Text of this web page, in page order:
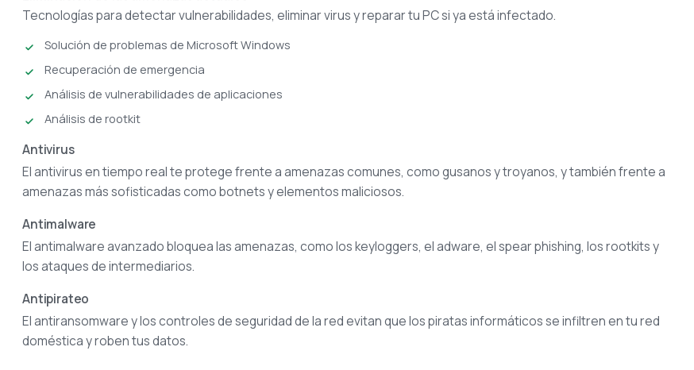
Tecnologías para detectar vulnerabilidades, eliminar virus y reparar tu PC si ya está infectado.
Solución de problemas de Microsoft Windows
Recuperación de emergencia
Análisis de vulnerabilidades de aplicaciones
Análisis de rootkit
Antivirus
El antivirus en tiempo real te protege frente a amenazas comunes, como gusanos y troyanos, y también frente a
amenazas más sofisticadas como botnets y elementos maliciosos.
Antimalware
El antimalware avanzado bloquea las amenazas, como los keyloggers, el adware, el spear phishing, los rootkits y
los ataques de intermediarios.
Antipirateo
El antiransomware y los controles de seguridad de la red evitan que los piratas informáticos se infiltren en tu red
doméstica y roben tus datos.